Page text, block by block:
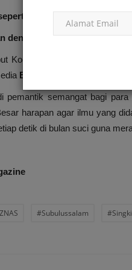
salat Tahajjud, salat
dengan memperbanyak
Koordinator Relawan Zakat
Edusiana.
pemantik semangat bagi
harapan agar ilmu yang
detik di bulan suci guna
#Subulussalam
Cand. Mei 2, 2025 0 168